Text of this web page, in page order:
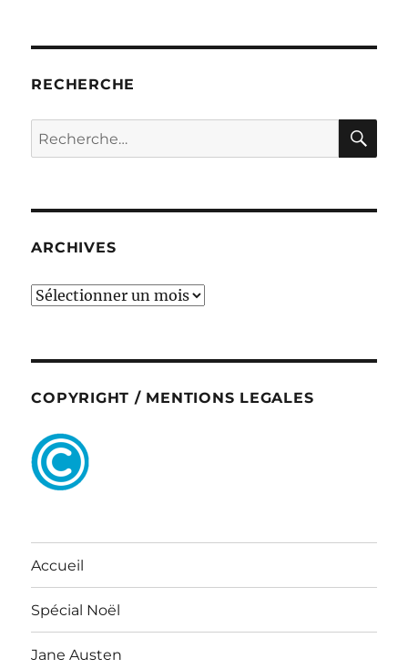
RECHERCHE
Recherche
pour :
ARCHIVES
ARCHIVES
COPYRIGHT / MENTIONS LEGALES
Accueil
Spécial Noël
Jane Austen